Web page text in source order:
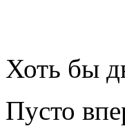
Хоть бы
Пусто